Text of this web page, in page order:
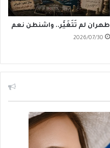
طهران لم تَتَغَيَّر.. واشنطن نعم
2026/07/30